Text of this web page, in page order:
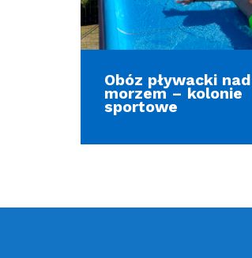
Obóz pływacki nad
morzem – kolonie
sportowe